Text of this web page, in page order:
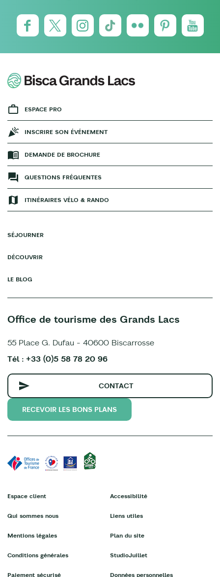
ESPACE PRO
INSCRIRE SON ÉVÉNEMENT
DEMANDE DE BROCHURE
QUESTIONS FRÉQUENTES
ITINÉRAIRES VÉLO & RANDO
SÉJOURNER
DÉCOUVRIR
LE BLOG
Office de tourisme des Grands Lacs
55 Place G. Dufau - 40600 Biscarrosse
Tél : +33 (0)5 58 78 20 96
CONTACT
RECEVOIR LES BONS PLANS
Espace client
Qui sommes nous
Mentions légales
Conditions générales
Paiement sécurisé
Accessibilité
Liens utiles
Plan du site
StudioJuillet
Données personnelles